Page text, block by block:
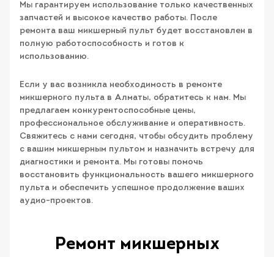
Мы гарантируем использование только качественных
запчастей и высокое качество работы. После
ремонта ваш микшерный пульт будет восстановлен в
полную работоспособность и готов к
использованию.
Если у вас возникла необходимость в ремонте
микшерного пульта в Алматы, обратитесь к нам. Мы
предлагаем конкурентоспособные цены,
профессиональное обслуживание и оперативность.
Свяжитесь с нами сегодня, чтобы обсудить проблему
с вашим микшерным пультом и назначить встречу для
диагностики и ремонта. Мы готовы помочь
восстановить функциональность вашего микшерного
пульта и обеспечить успешное продолжение ваших
аудио-проектов.
Ремонт микшерных